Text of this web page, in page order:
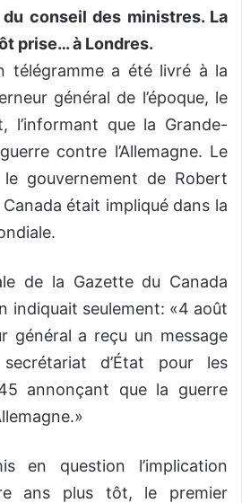
du conseil des ministres. La
prise… à Londres.
télégramme a été livré à la
général de l’époque, le
l’informant que la Grande-
contre l’Allemagne. Le
gouvernement de Robert
était impliqué dans la
de la Gazette du Canada
indiquait seulement: «4 août
général a reçu un message
d’État pour les
annonçant que la guerre
en question l’implication
ans plus tôt, le premier